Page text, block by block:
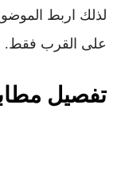
لذلك اربط
على القرب فقط.
تفصيل